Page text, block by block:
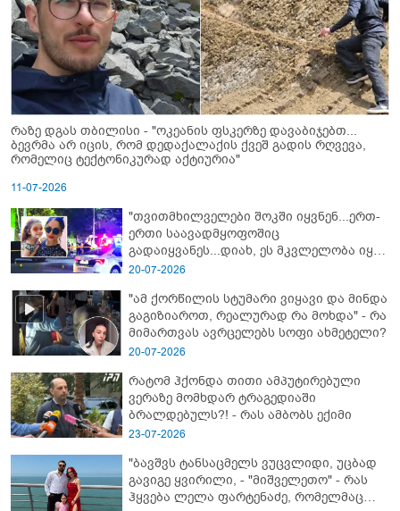
რაზე დგას თბილისი - "ოკეანის ფსკერზე დავაბიჯებთ...
ბევრმა არ იცის, რომ დედაქალაქის ქვეშ გადის რღვევა,
რომელიც ტექტონიკურად აქტიურია"
11-07-2026
"თვითმხილველები შოკში იყვნენ...ერთ-
ერთი საავადმყოფოშიც
გადაიყვანეს...დიახ, ეს მკვლელობა იყო"
- გორში დატრიალებული ტრაგედიის
20-07-2026
"ამ ქორწილის სტუმარი ვიყავი და მინდა
გაგიზიაროთ, რეალურად რა მოხდა" - რა
მიმართვას ავრცელებს სოფი ახმეტელი?
20-07-2026
რატომ ჰქონდა თითი ამპუტირებული
ვერაზე მომხდარ ტრაგედიაში
ბრალდებულს?! - რას ამბობს ექიმი
23-07-2026
"ბავშვს ტანსაცმელს ვუცვლიდი, უცბად
გავიგე ყვირილი, - "მიშველეთო" - რას
ჰყვება ლელა ფარტენაძე, რომელმაც